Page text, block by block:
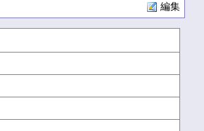
編集